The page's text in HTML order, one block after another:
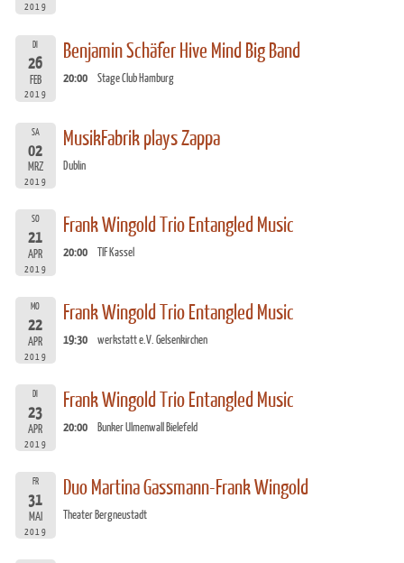
2019
DI
26
FEB
2019
Benjamin Schäfer Hive Mind Big Band
20:00 Stage Club Hamburg
SA
02
MRZ
2019
MusikFabrik plays Zappa
Dublin
SO
21
APR
2019
Frank Wingold Trio Entangled Music
20:00 TIF Kassel
MO
22
APR
2019
Frank Wingold Trio Entangled Music
19:30 werkstatt e.V. Gelsenkirchen
DI
23
APR
2019
Frank Wingold Trio Entangled Music
20:00 Bunker Ulmenwall Bielefeld
FR
31
MAI
2019
Duo Martina Gassmann-Frank Wingold
Theater Bergneustadt